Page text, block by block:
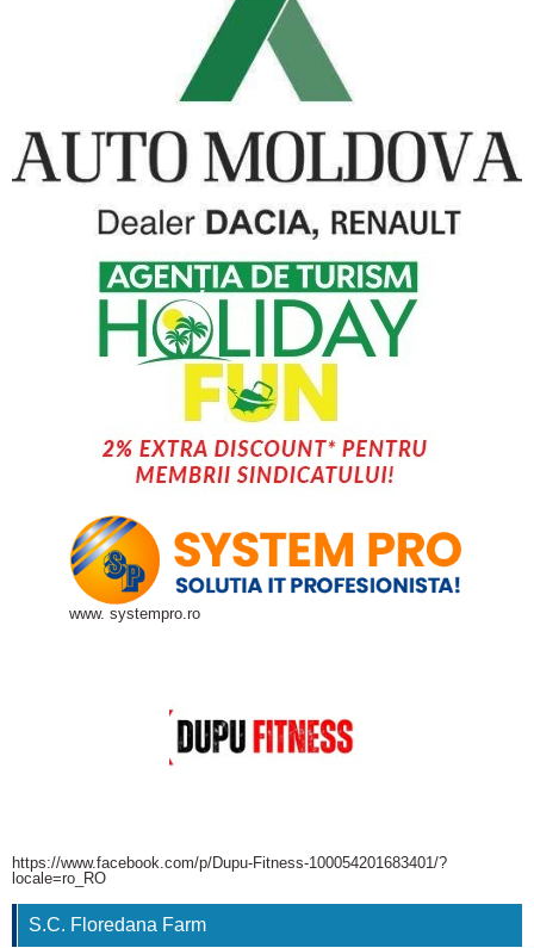
www. systempro.ro
https://www.facebook.com/p/Dupu-Fitness-100054201683401/?
locale=ro_RO
S.C. Floredana Farm